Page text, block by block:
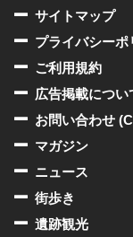
サイトマップ
プライバシーポ
ご利用規約
広告掲載につ
お問い合わせ
マガジン
ニュース
街歩き
遺跡観光